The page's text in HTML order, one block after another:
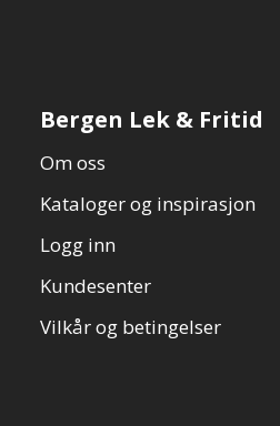
Bergen Lek & Fritid
Om oss
Kataloger og inspirasjon
Logg inn
Kundesenter
Vilkår og betingelser